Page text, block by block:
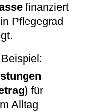
finanziert
Pflegegrad
für
Alltag